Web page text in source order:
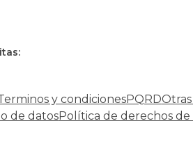
y condicionesPQRD
de datosPolítica de derechos